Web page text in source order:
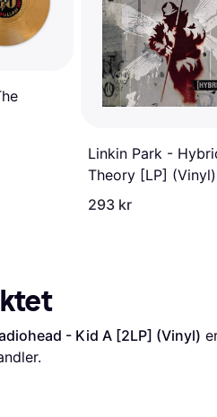
Linkin Park -
Theory [LP] (Vinyl)
293 kr
- Kid A [2LP] (Vinyl)